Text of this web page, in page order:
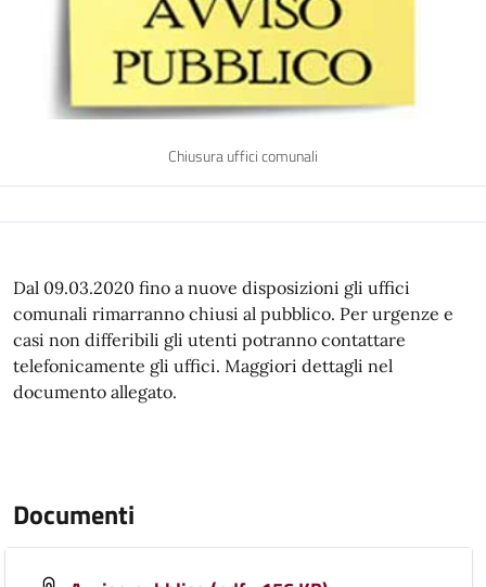
Chiusura uffici comunali
Dal 09.03.2020 fino a nuove disposizioni gli uffici
comunali rimarranno chiusi al pubblico. Per urgenze e
casi non differibili gli utenti potranno contattare
telefonicamente gli uffici. Maggiori dettagli nel
documento allegato.
Documenti